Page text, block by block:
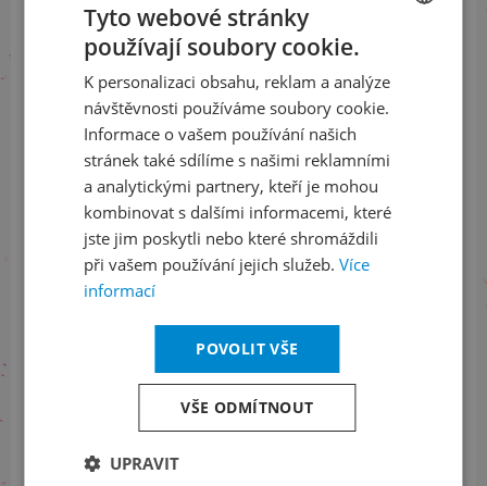
Přihlaste se k našemu newsletteru
a buďte jako první v obraze
ODEBÍRAT NEWSLETTER
Sledujte nás na sociálních sítích
Informace o stavu objednávek
+420 461 049 232
ENGLISH
Tyto webové stránky
používají soubory cookie.
K personalizaci obsahu, reklam a analýze
návštěvnosti používáme soubory cookie.
Informace o vašem používání našich
stránek také sdílíme s našimi reklamními
a analytickými partnery, kteří je mohou
kombinovat s dalšími informacemi, které
jste jim poskytli nebo které shromáždili
při vašem používání jejich služeb. Více
informací
POVOLIT VŠE
VŠE ODMÍTNOUT
UPRAVIT